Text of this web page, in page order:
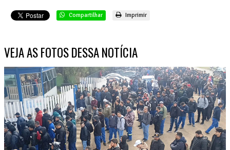
Compartilhar Imprimir
VEJA AS FOTOS DESSA NOTÍCIA